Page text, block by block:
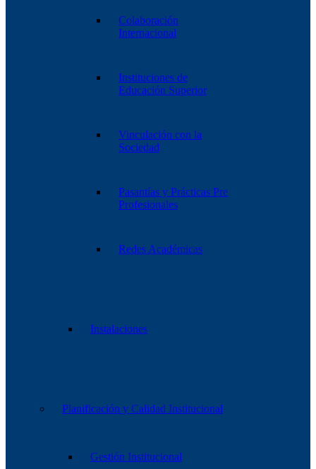
Colaboración
Internacional
Instituciones de
Educación Superior
Vinculación con la
Sociedad
Pasantías y Prácticas Pre
Profesionales
Redes Académicas
Instalaciones
Planificación y Calidad Institucional
Gestión Institucional